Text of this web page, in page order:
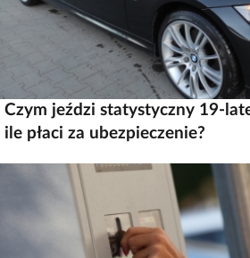
Czym jeździ statystyczny 19-
ile płaci za ubezpieczenie?